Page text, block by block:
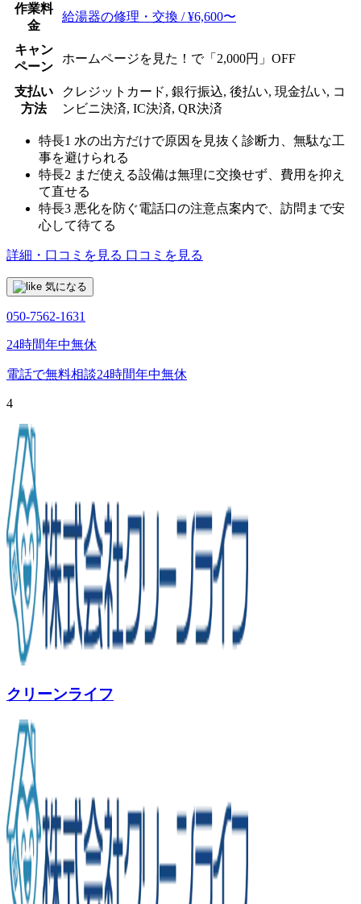
作業料
金
給湯器の修理・交換 / ¥6,600〜
キャン
ペーン
ホームページを見た！で「2,000円」OFF
支払い
方法
クレジットカード, 銀行振込, 後払い, 現金払い, コ
ンビニ決済, IC決済, QR決済
特長1 水の出方だけで原因を見抜く診断力、無駄な工
事を避けられる
特長2 まだ使える設備は無理に交換せず、費用を抑え
て直せる
特長3 悪化を防ぐ電話口の注意点案内で、訪問まで安
心して待てる
詳細・口コミを見る 口コミを見る
気になる
050-7562-1631
24時間年中無休
電話で無料相談24時間年中無休
4
クリーンライフ